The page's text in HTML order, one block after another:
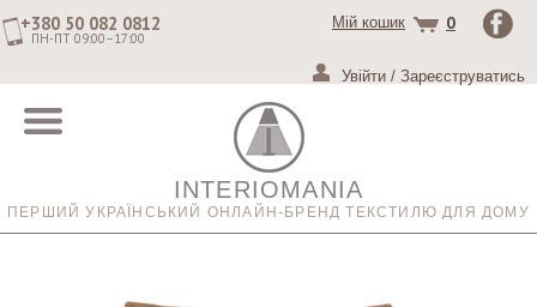
+380 50 082 0812
ПН-ПТ 09:00–17:00
Мій кошик 0
Увійти / Зареєструватись
INTERIOMANIA
ПЕРШИЙ УКРАЇНСЬКИЙ ОНЛАЙН-БРЕНД ТЕКСТИЛЮ ДЛЯ ДОМУ